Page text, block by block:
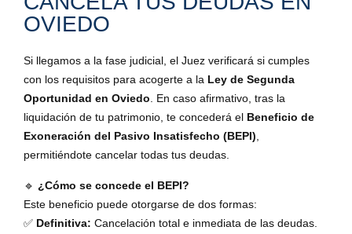
OVIEDO
Si llegamos a la fase judicial, el Juez verificará si cumples
con los requisitos para acogerte a la Ley de Segunda
Oportunidad en Oviedo. En caso afirmativo, tras la
liquidación de tu patrimonio, te concederá el Beneficio de
Exoneración del Pasivo Insatisfecho (BEPI),
permitiéndote cancelar todas tus deudas.
🔹 ¿Cómo se concede el BEPI?
Este beneficio puede otorgarse de dos formas:
✅ Definitiva: Cancelación total e inmediata de las deudas.